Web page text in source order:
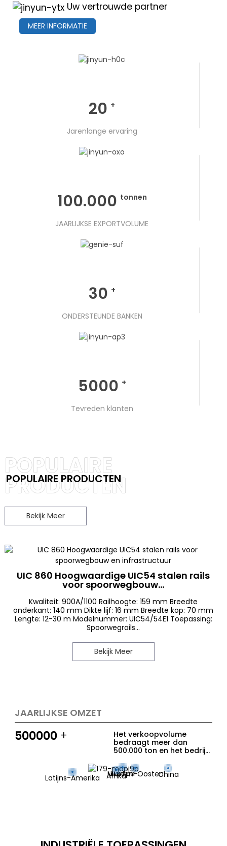
Uw vertrouwde partner
MEER INFORMATIE
20 +
Jarenlange ervaring
100.000 tonnen
JAARLIJKSE EXPORTVOLUME
30 +
ONDERSTEUNDE BANKEN
5000 +
Tevreden klanten
POPULAIRE PRODUCTEN
POPULAIRE
PRODUCTEN
Bekijk Meer
UIC 860 Hoogwaardige UIC54 stalen rails
voor spoorwegbouw...
Kwaliteit: 900A/1100 Railhoogte: 159 mm Breedte
onderkant: 140 mm Dikte lijf: 16 mm Breedte kop: 70 mm
Lengte: 12-30 m Modelnummer: UIC54/54E1 Toepassing:
Spoorwegrails...
Bekijk Meer
JAARLIJKSE OMZET
500000 +
Het verkoopvolume
bedraagt ​​meer dan
500.000 ton en het bedrijf
aan meer dan 400
eindklanten in meer dan
Europa
Midden-OostenChina
Latijns-Amerika Afrika